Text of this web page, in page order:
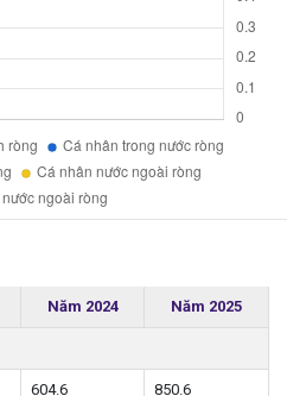
Năm 2024 Năm 2025
604.6 850.6